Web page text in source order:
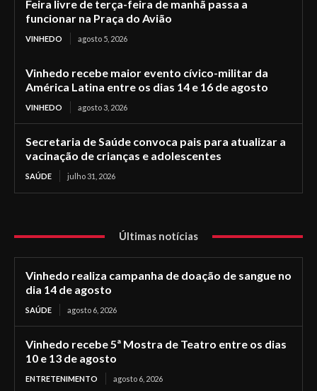
Feira livre de terça-feira de manhã passa a
funcionar na Praça do Avião
VINHEDO agosto 5, 2026
Vinhedo recebe maior evento cívico-militar da
América Latina entre os dias 14 e 16 de agosto
VINHEDO agosto 3, 2026
Secretaria de Saúde convoca pais para atualizar a
vacinação de crianças e adolescentes
SAÚDE julho 31, 2026
Últimas notícias
Vinhedo realiza campanha de doação de sangue no
dia 14 de agosto
SAÚDE agosto 6, 2026
Vinhedo recebe 5ª Mostra de Teatro entre os dias
10 e 13 de agosto
ENTRETENIMENTO agosto 6, 2026